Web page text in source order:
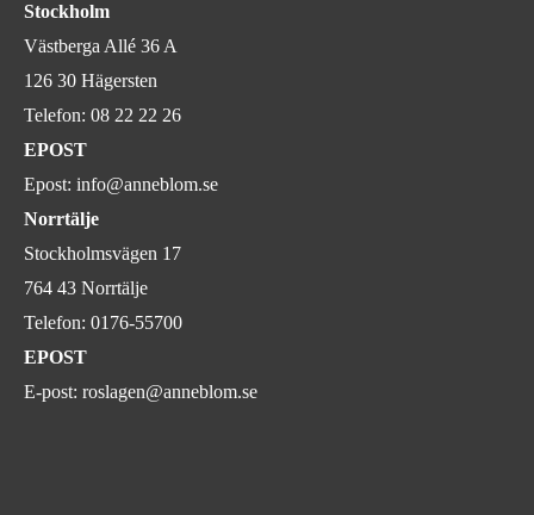
Stockholm
Västberga Allé 36 A
126 30 Hägersten
Telefon: 08 22 22 26
EPOST
Epost: info@anneblom.se
Norrtälje
Stockholmsvägen 17
764 43 Norrtälje
Telefon: 0176-55700
EPOST
E-post: roslagen@anneblom.se